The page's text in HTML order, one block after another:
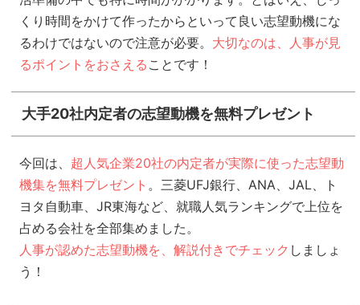
くり時間をかけて作ったからといって良い志望動機にな
るわけではないので注意が必要。 大切なのは、人事が見
るポイントをおさえる ことです！
大手20社内定者の志望動機を無料プレゼント
今回は、 超人気企業20社の内定者が実際に使った志望動
機集を無料プレゼント 。三菱UFJ銀行、ANA、JAL、ト
ヨタ自動車、JR東海など、就職人気ランキングで上位を
占める会社を全部集めました。
人事が認めた志望動機を、解説付きでチェック しましょ
う！